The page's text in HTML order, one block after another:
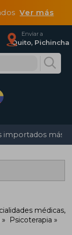
Ver más
Enviar a
Quito, Pichincha
importados más
médicas,
Psicoterapia